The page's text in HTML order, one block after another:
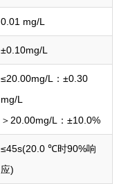
0.01 mg/L
±0.10mg/L
≤20.00mg/L：±0.30
mg/L
＞20.00mg/L：±10.0%
≤45s(20.0 ℃时90%响
应)